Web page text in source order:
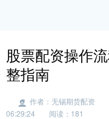
股票配资操作
整指南
作者：无锡期货配资
06:29:24
阅读：181